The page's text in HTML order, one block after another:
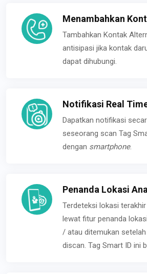
Menambahkan
Tambahkan Kontak
antisipasi jika kontak
dapat dihubungi.
Notifikasi Real
Dapatkan notifikasi
seseorang scan Tag
dengan smartphone.
Penanda Lokasi
Terdeteksi lokasi
lewat fitur penanda
/ atau ditemukan setelah
discan. Tag Smart ID ini